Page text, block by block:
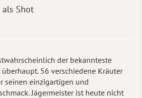
Shot
der bekannteste
56 verschiedene Kräuter
seinen einzigartigen und
Jägermeister ist heute nicht